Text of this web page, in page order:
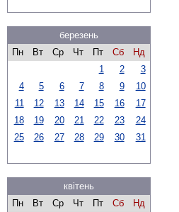
березень
Пн
Вт Ср Чт Пт Сб
Нд
1
2
3
4
5 6 7 8 9
10
11
12 13 14 15 16
17
18
19 20 21 22 23
24
25
26 27 28 29 30 31
квітень
Пн
Вт Ср Чт Пт Сб
Нд